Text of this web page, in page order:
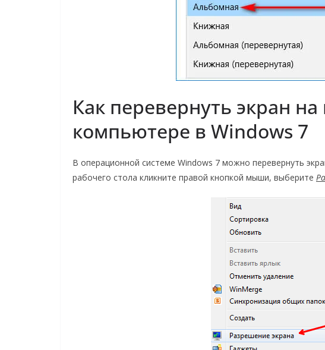
Как перевернуть экран
компьютере в Windows 7
В операционной системе Windows 7 можно перевернуть
рабочего стола кликните правой кнопкой мыши, выберите